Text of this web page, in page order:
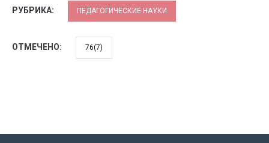
РУБРИКА: ПЕДАГОГИЧЕСКИЕ НАУКИ
ОТМЕЧЕНО: 76(7)